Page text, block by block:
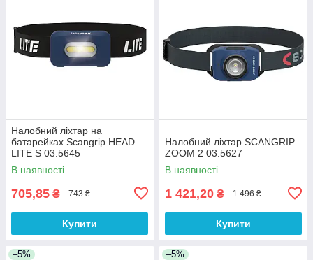
Налобний ліхтар на
батарейках Scangrip HEAD
LITE S 03.5645
В наявності
705,85 ₴ 743 ₴
Купити
Налобний ліхтар SCANGRIP
ZOOM 2 03.5627
В наявності
1 421,20 ₴ 1 496 ₴
Купити
–5% –5%